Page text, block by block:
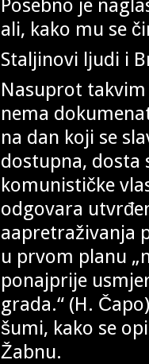
Posebno je
ali, kako mu se
Staljinovi ljudi i
Nasuprot
nema
na dan koji se
dostupna, dosta
komunističke
odgovara
aapretraživanja
u prvom planu
ponajprije
grada.“ (H.
šumi, kako se
Žabnu.